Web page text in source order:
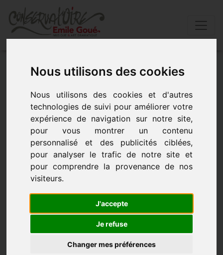
Nous utilisons des cookies
Nous utilisons des cookies et d'autres
technologies de suivi pour améliorer votre
expérience de navigation sur notre site,
pour vous montrer un contenu
personnalisé et des publicités ciblées,
pour analyser le trafic de notre site et
pour comprendre la provenance de nos
visiteurs.
J'accepte
Je refuse
Changer mes préférences
Accueil» Actualités» ScÈne ouverte
SCÈNE OUVERTE
- le 8 décembre 2016 à 11h05